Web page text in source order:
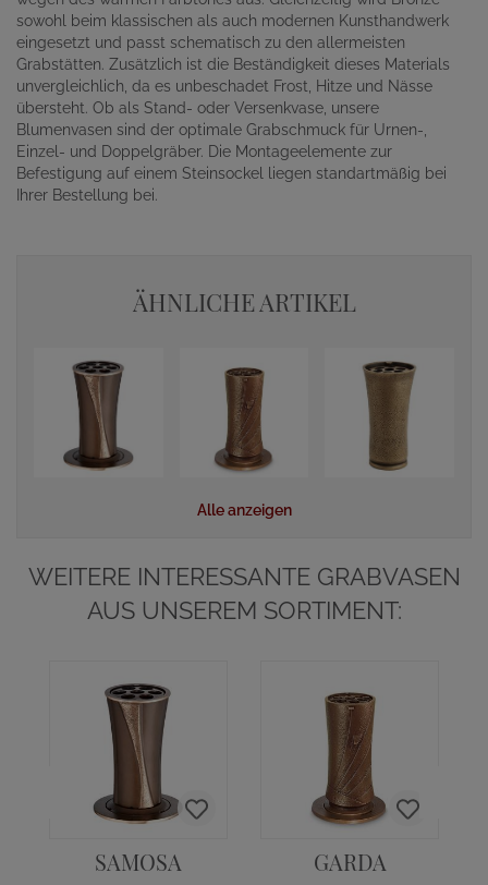
sowohl beim klassischen als auch modernen Kunsthandwerk
eingesetzt und passt schematisch zu den allermeisten
Grabstätten. Zusätzlich ist die Beständigkeit dieses Materials
unvergleichlich, da es unbeschadet Frost, Hitze und Nässe
übersteht. Ob als Stand- oder Versenkvase, unsere
Blumenvasen sind der optimale Grabschmuck für Urnen-,
Einzel- und Doppelgräber. Die Montageelemente zur
Befestigung auf einem Steinsockel liegen standartmäßig bei
Ihrer Bestellung bei.
ÄHNLICHE ARTIKEL
Alle anzeigen
WEITERE INTERESSANTE GRABVASEN
AUS UNSEREM SORTIMENT:
SAMOSA GARDA